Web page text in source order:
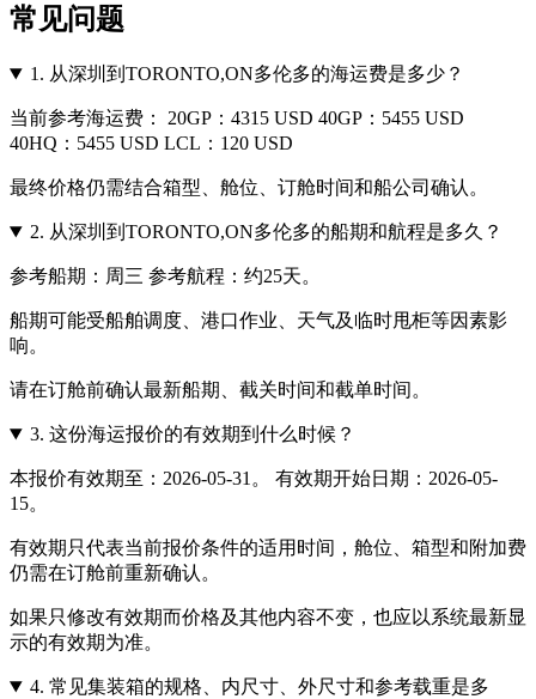
常见问题
1. 从深圳到TORONTO,ON多伦多的海运费是多少？
当前参考海运费： 20GP：4315 USD 40GP：5455 USD
40HQ：5455 USD LCL：120 USD
最终价格仍需结合箱型、舱位、订舱时间和船公司确认。
2. 从深圳到TORONTO,ON多伦多的船期和航程是多久？
参考船期：周三 参考航程：约25天。
船期可能受船舶调度、港口作业、天气及临时甩柜等因素影
响。
请在订舱前确认最新船期、截关时间和截单时间。
3. 这份海运报价的有效期到什么时候？
本报价有效期至：2026-05-31。 有效期开始日期：2026-05-
15。
有效期只代表当前报价条件的适用时间，舱位、箱型和附加费
仍需在订舱前重新确认。
如果只修改有效期而价格及其他内容不变，也应以系统最新显
示的有效期为准。
4. 常见集装箱的规格、内尺寸、外尺寸和参考载重是多